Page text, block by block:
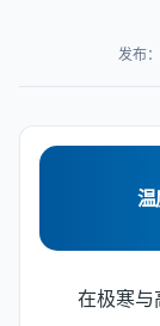
发布
温
在极寒与